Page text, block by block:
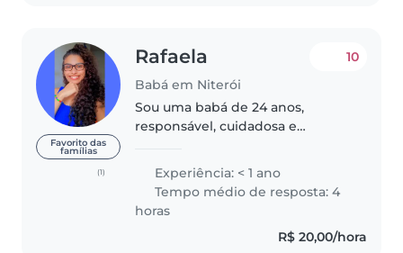
Favorito das
famílias
(1)
Rafaela
Babá em Niterói
10
Sou uma babá de 24 anos,
responsável, cuidadosa e
experiência formal, tenho ampla
vivência cuidando de crianças de
diferentes idades, desde bebês
até adolescentes...
Experiência: < 1 ano
Tempo médio de resposta: 4
horas
R$ 20,00/hora